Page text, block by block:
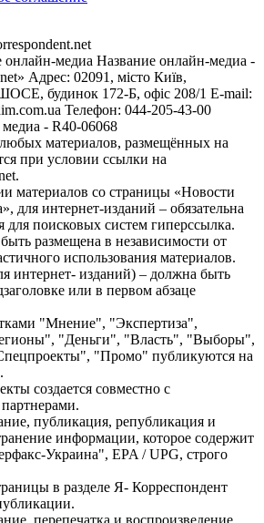
онлайн-медиа Название онлайн-медиа -
Адрес: 02091, місто Київ,
будинок 172-Б, офіс 208/1 E-mail:
Телефон: 044-205-43-00
- R40-06068
материалов, размещённых на
при условии ссылки на
материалов со страницы «Новости
для интернет-изданий – обязательна
для поисковых систем гиперссылка.
размещена в независимости от
использования материалов.
интернет- изданий) – должна быть
или в первом абзаце
"Мнение", "Экспертиза",
"Деньги", "Власть", "Выборы",
"Промо" публикуются на
создается совместно с
публикация, републикация и
информации, которое содержит
Украина", EPA / UPG, строго
в разделе Я- Корреспондент